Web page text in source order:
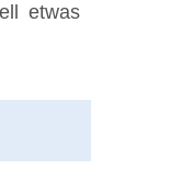
etwas